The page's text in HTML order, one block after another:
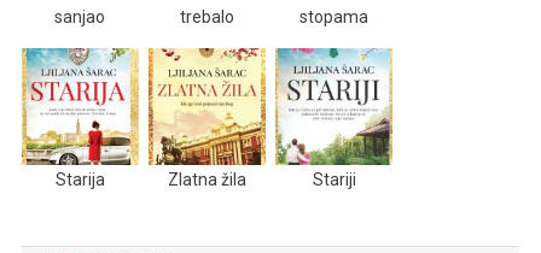
sanjao
trebalo
stopama
Starija Zlatna žila Stariji